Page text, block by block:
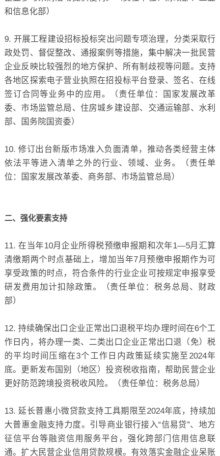
和信息化部）
9. 开展工程建设招标投标突出问题专项治理，分类采取行
政处罚、督促整改、通报案例等措施，集中解决一批民营
企业反映比较强烈的地方保护、所有制歧视等问题。支持
各地区探索电子营业执照在招投标平台登录、签名、在线
签订合同等业务中的应用。（责任单位：国家发展改革
委、市场监管总局、住房城乡建设部、交通运输部、水利
部、国务院国资委）
10. 修订出台新版市场准入负面清单，推动各类经营主体
依法平等进入清单之外的行业、领域、业务。（责任单
位：国家发展改革委、商务部、市场监管总局）
二、强化要素支持
11. 在当年10月企业所得税预缴申报期和次年1—5月汇算
清缴期两个时点基础上，增加当年7月预缴申报期作为可
享受政策的时点，符合条件的行业企业可按规定申报享受
研发费用加计扣除政策。（责任单位：税务总局、财政
部）
12. 持续确保出口企业正常出口退税平均办理时间在6个工
作日内，将办理一类、二类出口企业正常出口退（免）税
的平均时间压缩在3个工作日内政策延续实施至2024年
底。更新发布国别（地区）投资税收指南，帮助民营企业
更好防范跨境投资税收风险。（责任单位：税务总局）
13. 延长普惠小微贷款支持工具期限至2024年底，持续加
大普惠金融支持力度。引导商业银行接入“信易贷”、地方
征信平台等融资信用服务平台，强化跨部门信用信息联
通。扩大民营企业信用贷款规模。有效落实金融企业呆账